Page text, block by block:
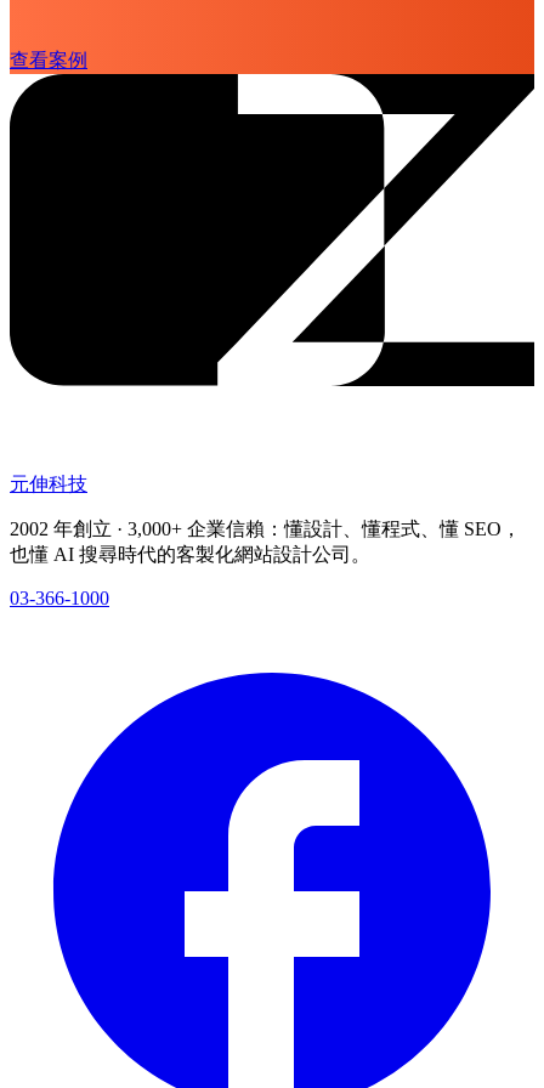
查看案例
元伸科技
2002 年創立 · 3,000+ 企業信賴：懂設計、懂程式、懂 SEO，
也懂 AI 搜尋時代的客製化網站設計公司。
03-366-1000